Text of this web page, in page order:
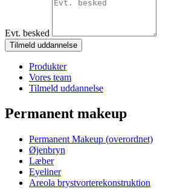
Evt. besked
Tilmeld uddannelse
Produkter
Vores team
Tilmeld uddannelse
Permanent makeup
Permanent Makeup (overordnet)
Øjenbryn
Læber
Eyeliner
Areola brystvorterekonstruktion